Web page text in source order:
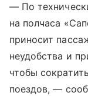
— По
на полчаса
приносит
неудобства и
чтобы
поездов, —